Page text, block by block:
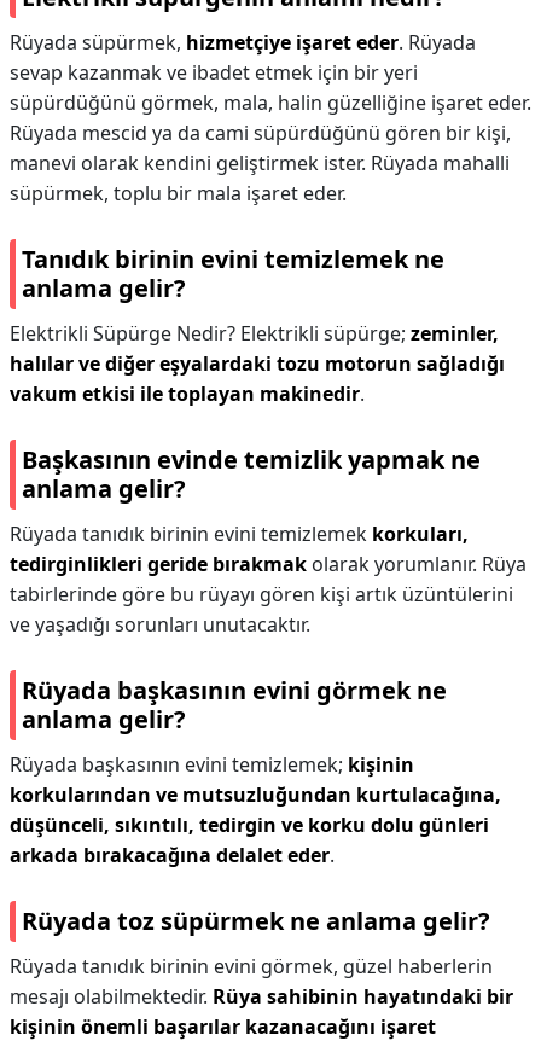
Rüyada süpürmek, hizmetçiye işaret eder. Rüyada
sevap kazanmak ve ibadet etmek için bir yeri
süpürdüğünü görmek, mala, halin güzelliğine işaret eder.
Rüyada mescid ya da cami süpürdüğünü gören bir kişi,
manevi olarak kendini geliştirmek ister. Rüyada mahalli
süpürmek, toplu bir mala işaret eder.
Tanıdık birinin evini temizlemek ne
anlama gelir?
Elektrikli Süpürge Nedir? Elektrikli süpürge; zeminler,
halılar ve diğer eşyalardaki tozu motorun sağladığı
vakum etkisi ile toplayan makinedir.
Başkasının evinde temizlik yapmak ne
anlama gelir?
Rüyada tanıdık birinin evini temizlemek korkuları,
tedirginlikleri geride bırakmak olarak yorumlanır. Rüya
tabirlerinde göre bu rüyayı gören kişi artık üzüntülerini
ve yaşadığı sorunları unutacaktır.
Rüyada başkasının evini görmek ne
anlama gelir?
Rüyada başkasının evini temizlemek; kişinin
korkularından ve mutsuzluğundan kurtulacağına,
düşünceli, sıkıntılı, tedirgin ve korku dolu günleri
arkada bırakacağına delalet eder.
Rüyada toz süpürmek ne anlama gelir?
Rüyada tanıdık birinin evini görmek, güzel haberlerin
mesajı olabilmektedir. Rüya sahibinin hayatındaki bir
kişinin önemli başarılar kazanacağını işaret